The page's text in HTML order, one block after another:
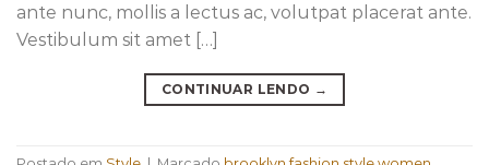
ante nunc, mollis a lectus ac, volutpat placerat ante.
Vestibulum sit amet […]
CONTINUAR LENDO →